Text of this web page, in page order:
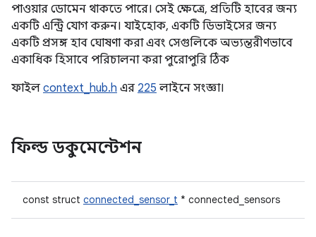
পাওয়ার ডোমেন থাকতে পারে। সেই ক্ষেত্রে, প্রতিটি হাবের জন্য
একটি এন্ট্রি যোগ করুন। যাইহোক, একটি ডিভাইসের জন্য
একটি প্রসঙ্গ হাব ঘোষণা করা এবং সেগুলিকে অভ্যন্তরীণভাবে
একাধিক হিসাবে পরিচালনা করা পুরোপুরি ঠিক
ফাইল context_hub.h এর 225 লাইনে সংজ্ঞা।
ফিল্ড ডকুমেন্টেশন
const struct connected_sensor_t * connected_sensors